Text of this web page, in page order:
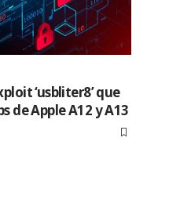
‘usbliter8’ que
de Apple A12 y A13